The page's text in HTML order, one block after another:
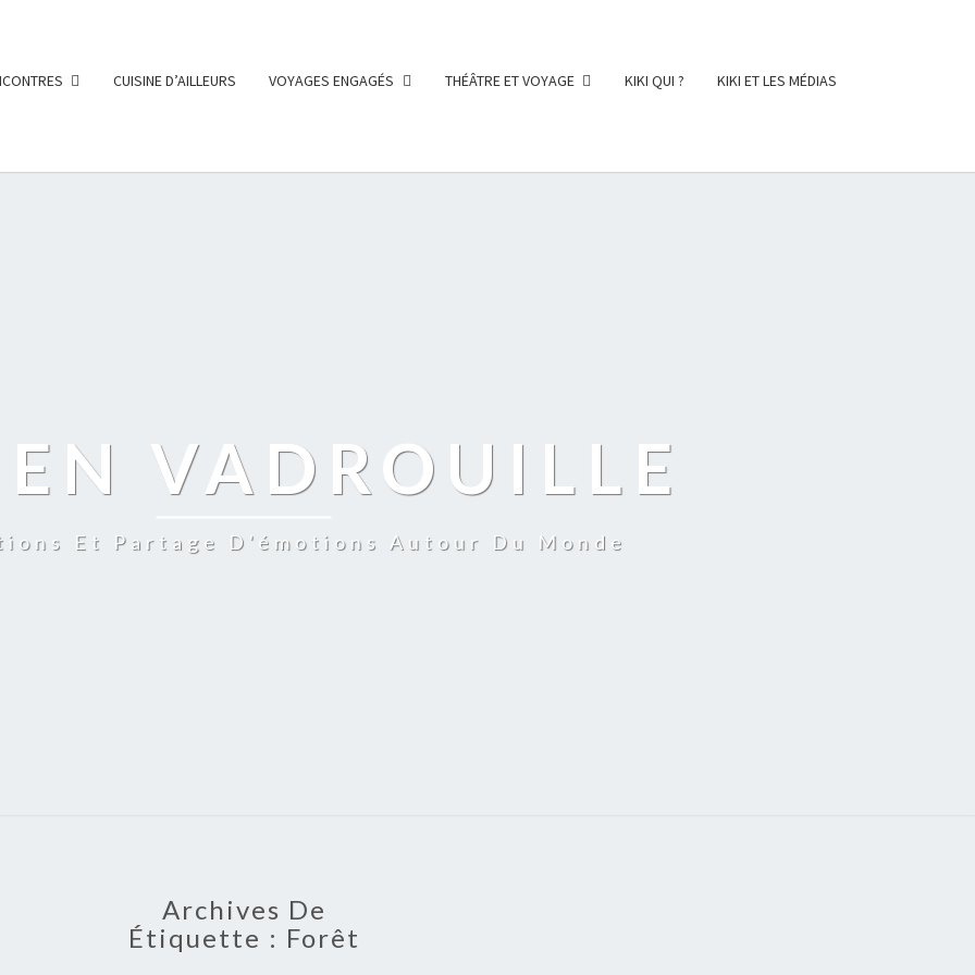
CUISINE D’AILLEURS VOYAGES ENGAGÉS THÉÂTRE ET VOYAGE KIKI QUI ? KIKI ET LES MÉDIAS
VADROUILLE
Et Partage D'émotions Autour Du Monde
Archives De
Étiquette : Forêt